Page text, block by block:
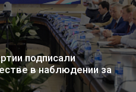
подписали
в наблюдении за